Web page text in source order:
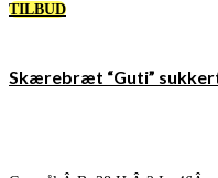
TILBUD
Skærebræt “Guti”